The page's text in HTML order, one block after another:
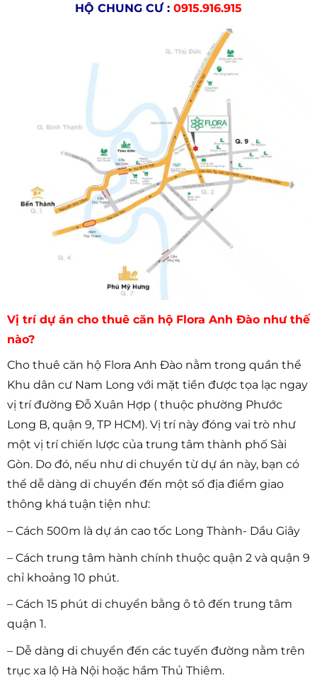
HỘ CHUNG CƯ : 0915.916.915
Vị trí dự án cho thuê căn hộ Flora Anh Đào như thế
nào?
Cho thuê căn hộ Flora Anh Đào nằm trong quần thể
Khu dân cư Nam Long với mặt tiền được tọa lạc ngay
vị trí đường Đỗ Xuân Hợp ( thuộc phường Phước
Long B, quận 9, TP HCM). Vị trí này đóng vai trò như
một vị trí chiến lược của trung tâm thành phố Sài
Gòn. Do đó, nếu như di chuyển từ dự án này, bạn có
thể dễ dàng di chuyển đến một số địa điểm giao
thông khá tuận tiện như:
– Cách 500m là dự án cao tốc Long Thành- Dầu Giây
– Cách trung tâm hành chính thuộc quận 2 và quận 9
chỉ khoảng 10 phút.
– Cách 15 phút di chuyển bằng ô tô đến trung tâm
quận 1.
– Dễ dàng di chuyển đến các tuyến đường nằm trên
trục xa lộ Hà Nội hoặc hầm Thủ Thiêm.